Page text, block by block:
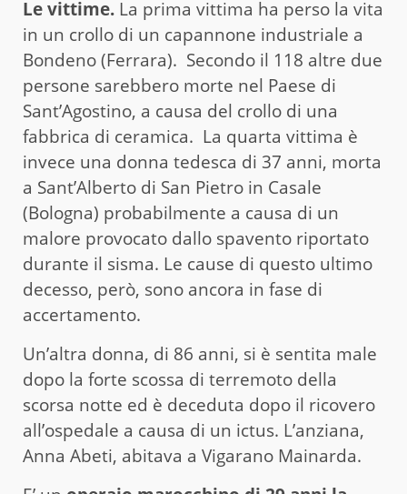
Le vittime. La prima vittima ha perso la vita
in un crollo di un capannone industriale a
Bondeno (Ferrara). Secondo il 118 altre due
persone sarebbero morte nel Paese di
Sant’Agostino, a causa del crollo di una
fabbrica di ceramica. La quarta vittima è
invece una donna tedesca di 37 anni, morta
a Sant’Alberto di San Pietro in Casale
(Bologna) probabilmente a causa di un
malore provocato dallo spavento riportato
durante il sisma. Le cause di questo ultimo
decesso, però, sono ancora in fase di
accertamento.
Un’altra donna, di 86 anni, si è sentita male
dopo la forte scossa di terremoto della
scorsa notte ed è deceduta dopo il ricovero
all’ospedale a causa di un ictus. L’anziana,
Anna Abeti, abitava a Vigarano Mainarda.